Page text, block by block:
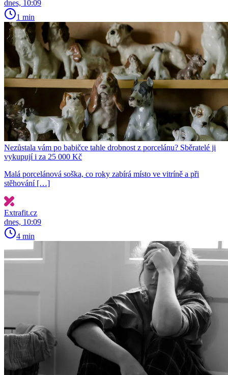
dnes, 10:09
1 min
Nezůstala vám po babičce tahle drobnost z porcelánu? Sběratelé ji
vykupují i za 25 000 Kč
Malá porcelánová soška, co roky zabírá místo ve vitríně a při
stěhování […]
Extrafit.cz
dnes, 10:09
4 min